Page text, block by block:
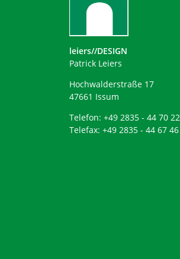
leiers//DESIGN
Patrick Leiers
Hochwalderstraße 17
47661 Issum
Telefon: +49 2835 - 44 70 22
Telefax: +49 2835 - 44 67 46